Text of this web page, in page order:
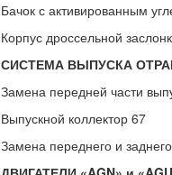
Бачок с активированным
Корпус дроссельной
СИСТЕМА ВЫПУСКА
Замена передней части
Выпускной коллектор 67
Замена переднего и